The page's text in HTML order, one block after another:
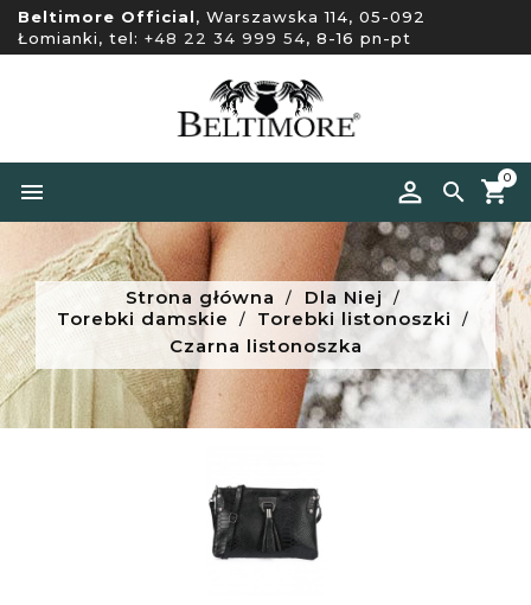
Beltimore Official, Warszawska 114, 05-092
Łomianki, tel: +48 22 34 999 54, 8-16 pn-pt


0
Strona główna
Dla Niej
Torebki damskie
Torebki listonoszki
Czarna listonoszka